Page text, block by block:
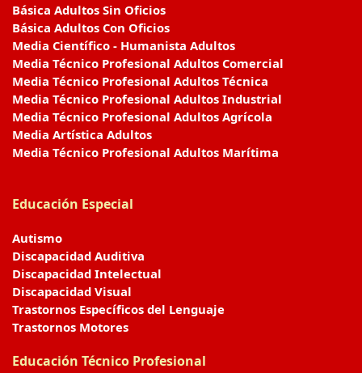
Básica Adultos Sin Oficios
Básica Adultos Con Oficios
Media Científico - Humanista Adultos
Media Técnico Profesional Adultos Comercial
Media Técnico Profesional Adultos Técnica
Media Técnico Profesional Adultos Industrial
Media Técnico Profesional Adultos Agrícola
Media Artística Adultos
Media Técnico Profesional Adultos Marítima
Educación Especial
Autismo
Discapacidad Auditiva
Discapacidad Intelectual
Discapacidad Visual
Trastornos Específicos del Lenguaje
Trastornos Motores
Educación Técnico Profesional